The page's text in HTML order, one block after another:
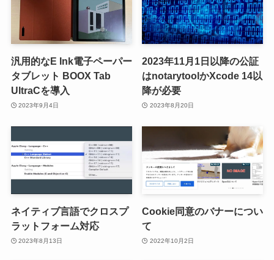
汎用的なE Ink電子ペーパー
タブレット BOOX Tab
UltraCを導入
2023年9月4日
2023年11月1日以降の公証
はnotarytoolかXcode 14以
降が必要
2023年8月20日
ネイティブ言語でクロスプ
ラットフォーム対応
2023年8月13日
Cookie同意のバナーについ
て
2022年10月2日